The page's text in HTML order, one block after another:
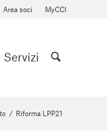
Area soci MyCCI
Servizi
/ Riforma LPP21